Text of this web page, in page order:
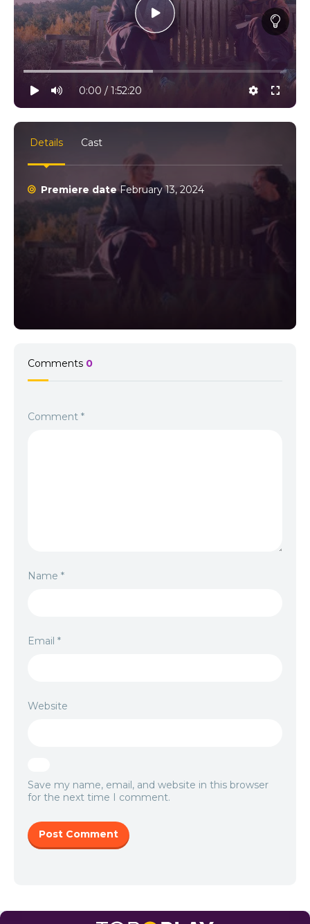
10% progress
play
volume
0:00 / 1:52:20 settings
full
Details Cast
Premiere dateFebruary 13, 2024
Comments 0
Comment *
Name *
Email *
Website
Save my name, email, and website in this browser
for the next time I comment.